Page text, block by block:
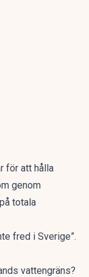
för att hålla
genom
totala
fred i Sverige”.
vattengräns?